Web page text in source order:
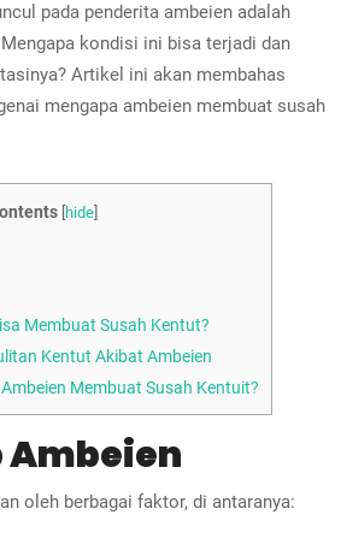
pada penderita ambeien adalah
kondisi ini bisa terjadi dan
Artikel ini akan membahas
mengapa ambeien membuat susah
hide
Membuat Susah Kentut?
Kentut Akibat Ambeien
Membuat Susah Kentuit?
Ambeien
oleh berbagai faktor, di antaranya: